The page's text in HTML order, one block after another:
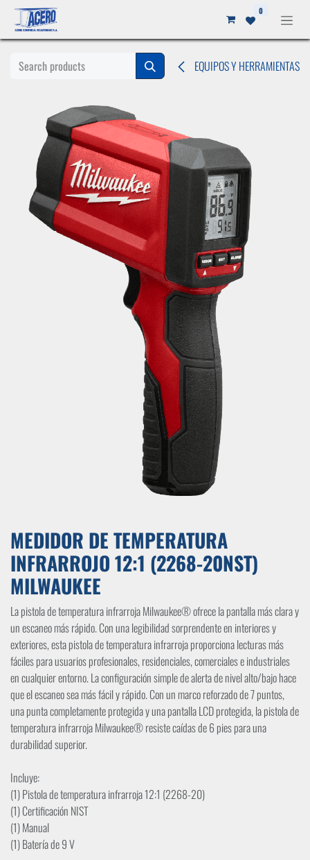
Ir al contenido 0
EQUIPOS Y HERRAMIENTAS
MEDIDOR DE TEMPERATURA
INFRARROJO 12:1 (2268-20NST)
MILWAUKEE
La pistola de temperatura infrarroja Milwaukee® ofrece la pantalla más clara y
un escaneo más rápido. Con una legibilidad sorprendente en interiores y
exteriores, esta pistola de temperatura infrarroja proporciona lecturas más
fáciles para usuarios profesionales, residenciales, comerciales e industriales
en cualquier entorno. La configuración simple de alerta de nivel alto/bajo hace
que el escaneo sea más fácil y rápido. Con un marco reforzado de 7 puntos,
una punta completamente protegida y una pantalla LCD protegida, la pistola de
temperatura infrarroja Milwaukee® resiste caídas de 6 pies para una
durabilidad superior.
Incluye:
(1) Pistola de temperatura infrarroja 12:1 (2268-20)
(1) Certificación NIST
(1) Manual
(1) Batería de 9 V